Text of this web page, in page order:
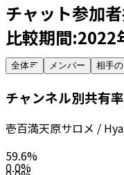
チャット参加
比較期間:2022
全体 メンバー 相手
チャンネル別共有率
壱百満天原サロメ /
59.6%
0.0%